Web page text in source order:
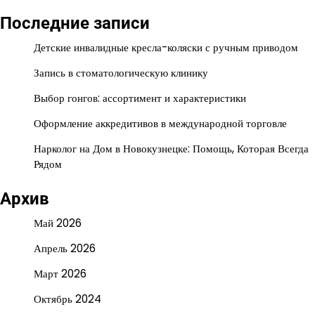
Последние записи
Детские инвалидные кресла-коляски с ручным приводом
Запись в стоматологическую клинику
Выбор гонгов: ассортимент и характеристики
Оформление аккредитивов в международной торговле
Нарколог на Дом в Новокузнецке: Помощь, Которая Всегда
Рядом
Архив
Май 2026
Апрель 2026
Март 2026
Октябрь 2024